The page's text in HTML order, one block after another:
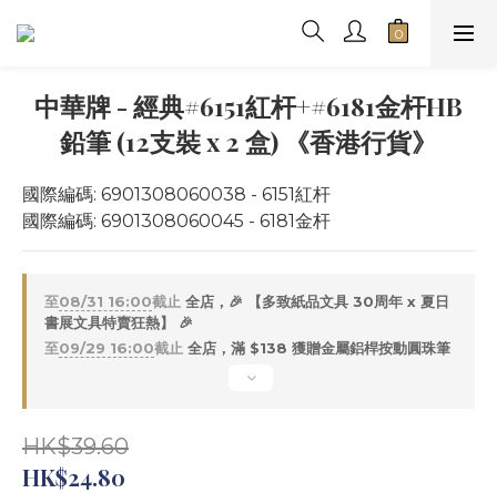
中華牌 - 經典#6151紅杆+#6181金杆HB
鉛筆 (12支裝 x 2 盒) 《香港行貨》
國際編碼: 6901308060038 - 6151紅杆
國際編碼: 6901308060045 - 6181金杆
至08/31 16:00截止 全店，🎉 【多致紙品文具 30周年 x 夏日
書展文具特賣狂熱】 🎉
至09/29 16:00截止 全店，滿 $138 獲贈金屬鋁桿按動圓珠筆
HK$39.60
HK$24.80